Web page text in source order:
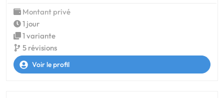
Montant privé
1 jour
1 variante
5 révisions
Voir le profil